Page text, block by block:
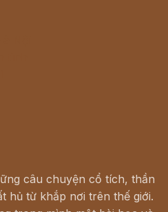
câu chuyện cổ tích, thần
hủ từ khắp nơi trên thế giới.